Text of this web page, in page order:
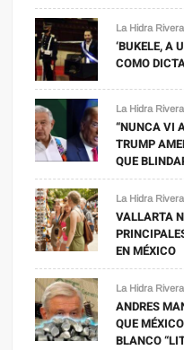
La Hidra Rivera
‘BUKELE, A
COMO
La Hidra Rivera
“NUNCA VI
TRUMP
QUE
La Hidra Rivera
VALLARTA
EN MÉXICO
La Hidra Rivera
ANDRES
QUE
BLANCO